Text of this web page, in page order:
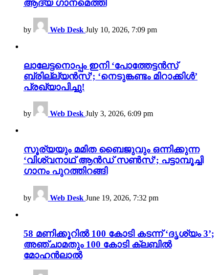
ആദ്യ ഗാനമെത്തി
by Web Desk July 10, 2026, 7:09 pm
ലാലേട്ടനൊപ്പം ഇനി ‘പോത്തേട്ടൻസ്
ബ്രില്ല്യൻസ്’; ‘നെടുങ്കണ്ടം മിറാക്കിൾ’
പ്രഖ്യാപിച്ചു!
by Web Desk July 3, 2026, 6:09 pm
സൂര്യയും മമിത ബൈജുവും ഒന്നിക്കുന്ന
‘വിശ്വനാഥ് ആൻഡ് സൺസ്’; പട്ടാമ്പൂച്ചി
ഗാനം പുറത്തിറങ്ങി
by Web Desk June 19, 2026, 7:32 pm
58 മണിക്കൂറിൽ 100 കോടി കടന്ന് ‘ദൃശ്യം 3’;
അഞ്ചാമതും 100 കോടി ക്ലബിൽ
മോഹൻലാൽ